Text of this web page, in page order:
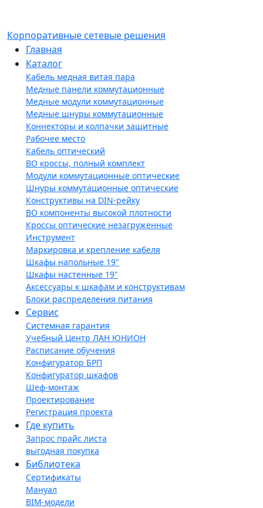
Корпоративные сетевые решения
Главная
Каталог
Кабель медная витая пара
Медные панели коммутационные
Медные модули коммутационные
Медные шнуры коммутационные
Коннекторы и колпачки защитные
Рабочее место
Кабель оптический
ВО кроссы, полный комплект
Модули коммутационные оптические
Шнуры коммутационные оптические
Конструктивы на DIN-рейку
ВО компоненты высокой плотности
Кроссы оптические незагруженные
Инструмент
Маркировка и крепление кабеля
Шкафы напольные 19"
Шкафы настенные 19"
Аксессуары к шкафам и конструктивам
Блоки распределения питания
Сервис
Системная гарантия
Учебный Центр ЛАН ЮНИОН
Расписание обучения
Конфигуратор БРП
Конфигуратор шкафов
Шеф-монтаж
Проектирование
Регистрация проекта
Где купить
Запрос прайс листа
выгодная покупка
Библиотека
Сертификаты
Мануал
BIM-модели